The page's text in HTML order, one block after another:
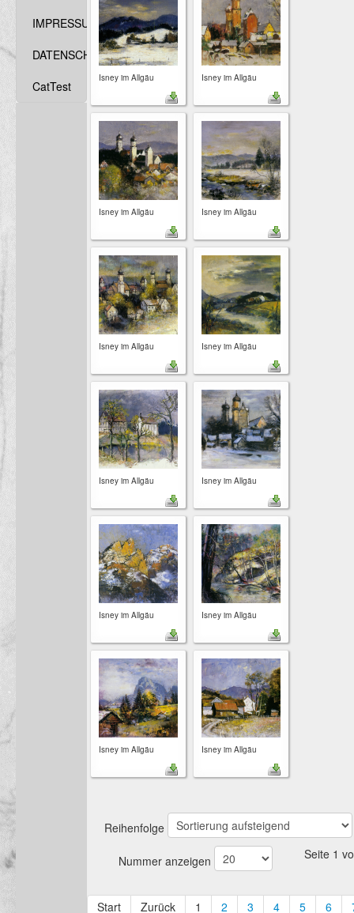
IMPRESSUM
DATENSCHUTZ
CatTest
Isney im Allgäu Isney im Allgäu
Isney im Allgäu Isney im Allgäu
Isney im Allgäu Isney im Allgäu
Isney im Allgäu Isney im Allgäu
Isney im Allgäu Isney im Allgäu
Isney im Allgäu Isney im Allgäu
Reihenfolge
Nummer anzeigen Seite 1
Start Zurück 1 2 3 4 5 6